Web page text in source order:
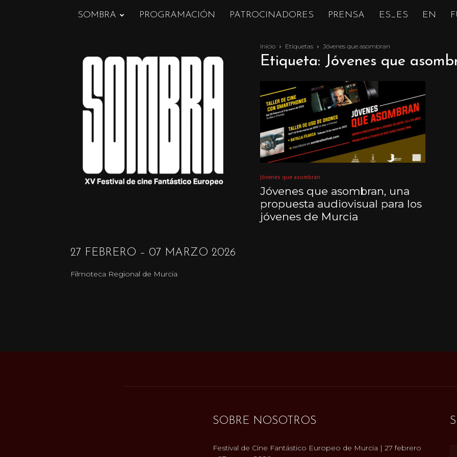
SOMBRA PROGRAMACIÓN PATROCINADORES PRENSA ES_ES EN
Inicio Etiquetas Jóvenes que asombran
Etiqueta: Jóvenes que
Jóvenes que asombran
Jóvenes que asombran, una
propuesta audiovisual para los
jóvenes de Murcia
27 FEBRERO – 07 MARZO 2026
Filmoteca Regional de Murcia
SOBRE NOSOTROS
Festival de Cine Fantástico Europeo de Murcia | 27 febrero